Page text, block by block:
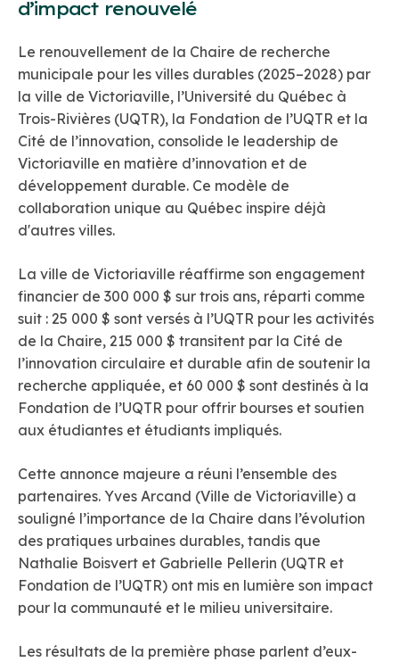
d’impact renouvelé
Le renouvellement de la Chaire de recherche
municipale pour les villes durables (2025–2028) par
la ville de Victoriaville, l’Université du Québec à
Trois-Rivières (UQTR), la Fondation de l’UQTR et la
Cité de l’innovation, consolide le leadership de
Victoriaville en matière d’innovation et de
développement durable. Ce modèle de
collaboration unique au Québec inspire déjà
d'autres villes.
La ville de Victoriaville réaffirme son engagement
financier de 300 000 $ sur trois ans, réparti comme
suit : 25 000 $ sont versés à l’UQTR pour les activités
de la Chaire, 215 000 $ transitent par la Cité de
l’innovation circulaire et durable afin de soutenir la
recherche appliquée, et 60 000 $ sont destinés à la
Fondation de l’UQTR pour offrir bourses et soutien
aux étudiantes et étudiants impliqués.
Cette annonce majeure a réuni l’ensemble des
partenaires. Yves Arcand (Ville de Victoriaville) a
souligné l’importance de la Chaire dans l’évolution
des pratiques urbaines durables, tandis que
Nathalie Boisvert et Gabrielle Pellerin (UQTR et
Fondation de l’UQTR) ont mis en lumière son impact
pour la communauté et le milieu universitaire.
Les résultats de la première phase parlent d’eux-